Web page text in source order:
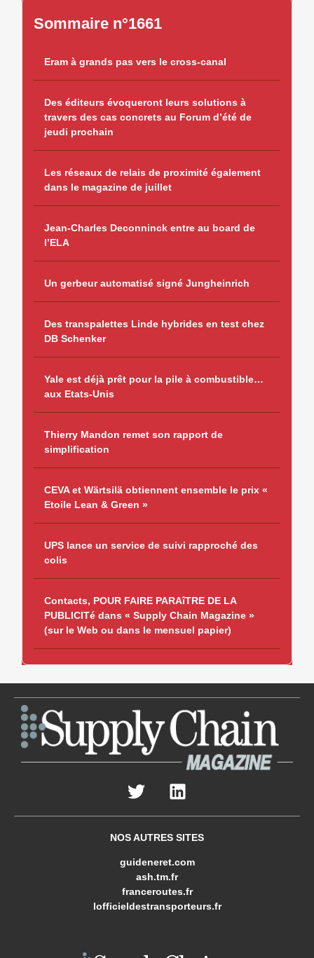
Sommaire n°1661
Eram à grands pas vers le cross-canal
Des éditeurs évoqueront leurs solutions à
travers des cas concrets au Forum d’été de
jeudi prochain
Les réseaux de relais de proximité également
dans le magazine de juillet
Jean-Charles Deconninck entre au board de
l’ELA
Un gerbeur automatisé signé Jungheinrich
Des transpalettes Linde hybrides en test chez
DB Schenker
Yale est déjà prêt pour la pile à combustible…
aux Etats-Unis
Thierry Mandon remet son rapport de
simplification
CEVA et Wärtsilä obtiennent ensemble le prix «
Etoile Lean & Green »
UPS lance un service de suivi rapproché des
colis
Contacts, POUR FAIRE PARAîTRE DE LA
PUBLICITé dans « Supply Chain Magazine »
(sur le Web ou dans le mensuel papier)
NOS AUTRES SITES
guideneret.com
ash.tm.fr
franceroutes.fr
lofficieldestransporteurs.fr